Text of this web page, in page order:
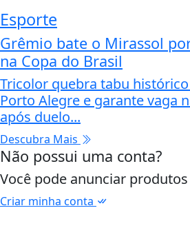
Esporte
Grêmio bate o Mirassol
na Copa do Brasil
Tricolor quebra tabu
Porto Alegre e garante vaga
após duelo...
Descubra Mais
Não possui uma conta?
Você pode anunciar
Criar minha conta